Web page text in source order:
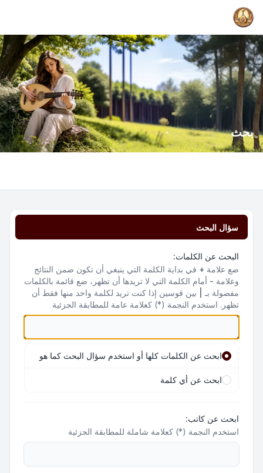
بحث
سؤال البحث
البحث عن الكلمات:
ضع علامة + في بداية الكلمة التي ينبغي أن تكون ضمن النتائج
وعلامة - أمام الكلمة التي لا تريدها أن تظهر، ضع قائمة بالكلمات
مفصولة بـ
بين قوسين إذا كنت تريد لكلمة واحد منها فقط أن
تظهر. استخدم النجمة (*) كعلامة عامة للمطابقة الجزئية
ابحث عن الكلمات كلها أو استخدم سؤال البحث كما هو
ابحث عن أي كلمة
ابحث عن كاتب:
استخدم النجمة (*) كعلامة شاملة للمطابقة الجزئية